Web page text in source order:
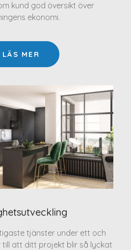
kund god översikt över
ekonomi.
LÄS MER
tjänster under ett och
till att ditt projekt blir så lyckat